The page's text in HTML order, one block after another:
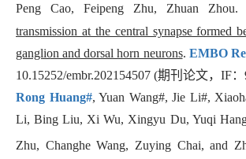
Peng Cao, Feipeng Zhu, Zhuan Zhou.
transmission at the central synapse formed
ganglion and dorsal horn neurons. EMBO
10.15252/embr.202154507 (期刊论文， IF：
Rong Huang#, Yuan Wang#, Jie Li#,
Li, Bing Liu, Xi Wu, Xingyu Du, Yuqi
Zhu, Changhe Wang, Zuying Chai, and